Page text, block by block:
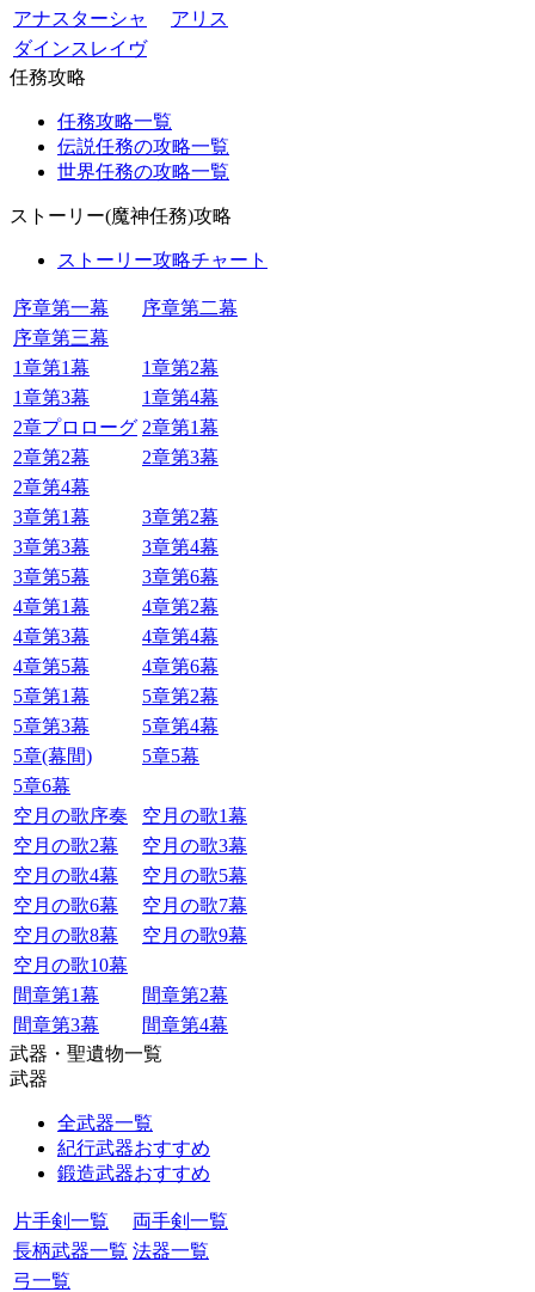
アナスターシャ
アリス
ダインスレイヴ
任務攻略
任務攻略一覧
伝説任務の攻略一覧
世界任務の攻略一覧
ストーリー(魔神任務)攻略
ストーリー攻略チャート
序章第一幕
序章第二幕
序章第三幕
1章第1幕
1章第2幕
1章第3幕
1章第4幕
2章プロローグ 2章第1幕
2章第2幕
2章第3幕
2章第4幕
3章第1幕
3章第2幕
3章第3幕
3章第4幕
3章第5幕
3章第6幕
4章第1幕
4章第2幕
4章第3幕
4章第4幕
4章第5幕
4章第6幕
5章第1幕
5章第2幕
5章第3幕
5章第4幕
5章(幕間)
5章5幕
5章6幕
空月の歌序奏
空月の歌1幕
空月の歌2幕
空月の歌3幕
空月の歌4幕
空月の歌5幕
空月の歌6幕
空月の歌7幕
空月の歌8幕
空月の歌9幕
空月の歌10幕
間章第1幕
間章第2幕
間章第3幕
間章第4幕
武器・聖遺物一覧
武器
全武器一覧
紀行武器おすすめ
鍛造武器おすすめ
片手剣一覧
両手剣一覧
長柄武器一覧 法器一覧
弓一覧